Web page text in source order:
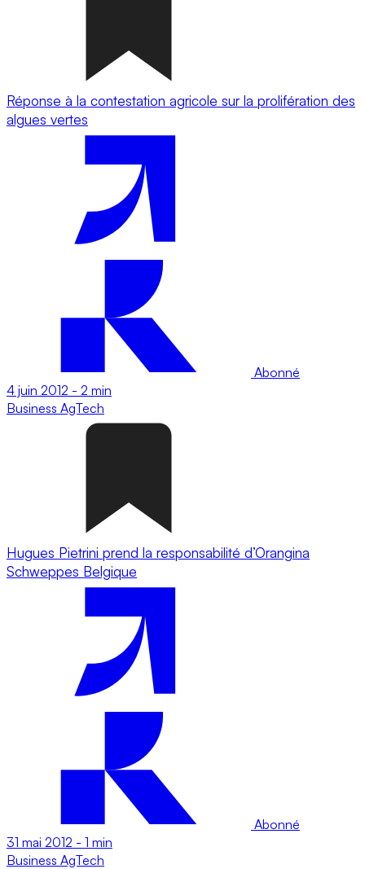
Réponse à la contestation agricole sur la prolifération des
algues vertes
Abonné
4 juin 2012 - 2 min
Business AgTech
Hugues Pietrini prend la responsabilité d’Orangina
Schweppes Belgique
Abonné
31 mai 2012 - 1 min
Business AgTech